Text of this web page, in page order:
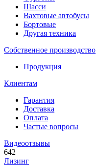
Шасси
Вахтовые автобусы
Бортовые
Другая техника
Собственное производство
Продукция
Клиентам
Гарантия
Доставка
Оплата
Частые вопросы
Видеоотзывы
642
Лизинг